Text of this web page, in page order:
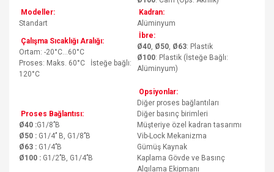
Modeller:
Standart
Kadran:
Alüminyum
Çalışma Sıcaklığı Aralığı:
Ortam: -20°C…60°C
Proses: Maks. 60°C İsteğe bağlı:
120°C
İbre:
Ø40, Ø50, Ø63: Plastik
Ø100: Plastik (İsteğe Bağlı:
Alüminyum)
Proses Bağlantısı:
Ø40 :G1/8’’B
Ø50 : G1/4’’ B, G1/8’’B
Ø63 : G1/4’’B
Ø100 : G1/2’’B, G1/4’’B
Opsiyonlar:
Diğer proses bağlantıları
Diğer basınç birimleri
Müşteriye özel kadran tasarımı
Vib-Lock Mekanizma
Gümüş Kaynak
Kaplama Gövde ve Basınç
Algılama Ekipmanı